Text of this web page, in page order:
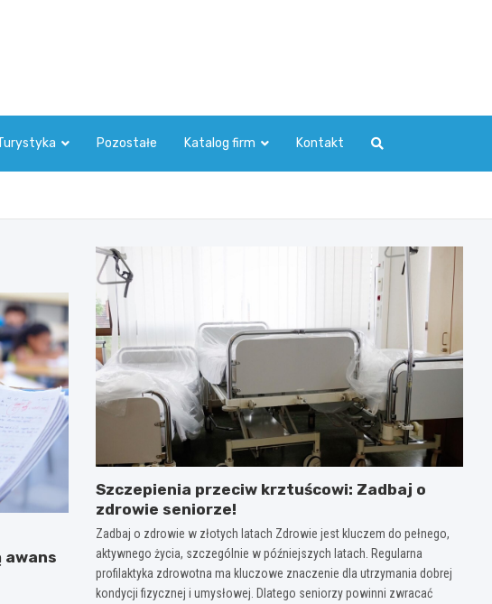
Pozostałe Katalog firm Kontakt
awans
Szczepienia przeciw krztuścowi: Zadbaj o
zdrowie seniorze!
Zadbaj o zdrowie w złotych latach Zdrowie jest kluczem do pełnego,
aktywnego życia, szczególnie w późniejszych latach. Regularna
profilaktyka zdrowotna ma kluczowe znaczenie dla utrzymania dobrej
kondycji fizycznej i umysłowej. Dlatego seniorzy powinni zwracać